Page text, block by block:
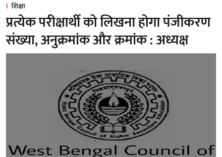
शिक्षा
प्रत्येक परीक्षार्थी को लिखना होगा पंजीकरण
संख्या, अनुक्रमांक और क्रमांक : अध्यक्ष